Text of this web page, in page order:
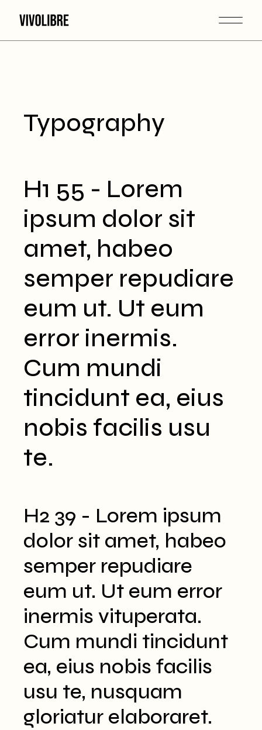
Typography
H1 55 - Lorem
ipsum dolor sit
amet, habeo
semper repudiare
eum ut. Ut eum
error inermis.
Cum mundi
tincidunt ea, eius
nobis facilis usu
te.
H2 39 - Lorem ipsum
dolor sit amet, habeo
semper repudiare
eum ut. Ut eum error
inermis vituperata.
Cum mundi tincidunt
ea, eius nobis facilis
usu te, nusquam
gloriatur elaboraret.